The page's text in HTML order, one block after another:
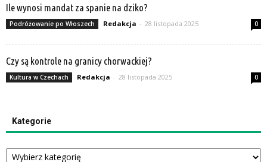
Ile wynosi mandat za spanie na dziko?
Podróżowanie po Włoszech Redakcja - 28 listopada 2025 0
Czy są kontrole na granicy chorwackiej?
Kultura w Czechach Redakcja - 28 listopada 2025 0
Kategorie
Kategorie